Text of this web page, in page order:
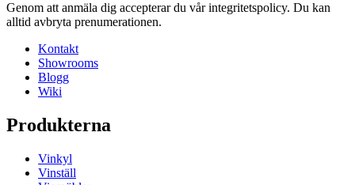
Extremt tunna och lätta munblåsta vinglas.
Blyfritt kristallglas som tål maskindisk.
Genom att anmäla dig accepterar du vår integritetspolicy. Du kan
alltid avbryta prenumerationen.
Kontakt
Showrooms
Blogg
Wiki
Produkterna
Vinkyl
Vinställ